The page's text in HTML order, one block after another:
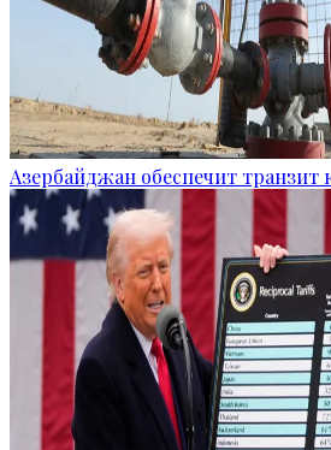
Азербайджан обеспечит транзит